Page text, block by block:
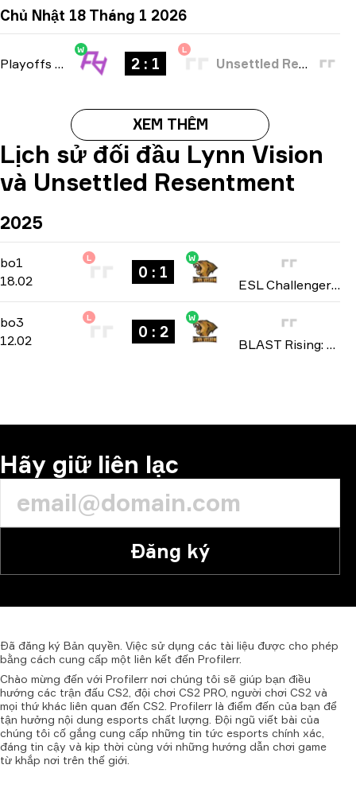
Chủ Nhật 18 Tháng 1 2026
Playoffs bo3
W
2 : 1
L
Unsettled Resentment
XEM THÊM
Lịch sử đối đầu Lynn Vision
và Unsettled Resentment
2025
bo1 Regular Season
bo1
18.02
L
0 : 1
W
ESL Challenger League: Asia season 49 2025
bo3 -bo3
12.02
L
0 : 2
W
BLAST Rising: Asia Spring 2025
Hãy giữ liên lạc
Đăng ký
Đã đăng ký Bản quyền. Việc sử dụng các tài liệu được cho phép
bằng cách cung cấp một liên kết đến Profilerr.
Chào mừng đến với Profilerr nơi chúng tôi sẽ giúp bạn điều
hướng các trận đấu CS2, đội chơi CS2 PRO, người chơi CS2 và
mọi thứ khác liên quan đến CS2. Profilerr là điểm đến của bạn để
tận hưởng nội dung esports chất lượng. Đội ngũ viết bài của
chúng tôi cố gắng cung cấp những tin tức esports chính xác,
đáng tin cậy và kịp thời cùng với những hướng dẫn chơi game
từ khắp nơi trên thế giới.